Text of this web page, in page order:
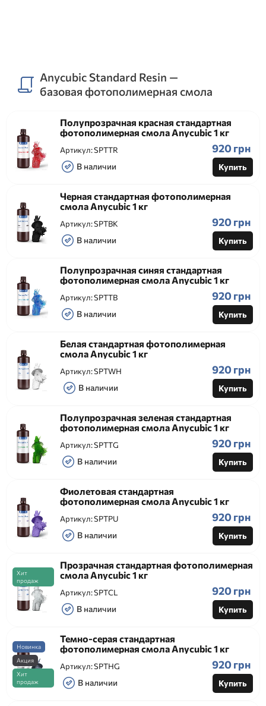
Anycubic Standard Resin —
базовая фотополимерная смола
Полупрозрачная красная стандартная
фотополимерная смола Anycubic 1 кг
Артикул:SPTTR
В наличии
920 грн
Купить
Черная стандартная фотополимерная
смола Anycubic 1 кг
Артикул:SPTBK
В наличии
920 грн
Купить
Полупрозрачная синяя стандартная
фотополимерная смола Anycubic 1 кг
Артикул:SPTTB
В наличии
920 грн
Купить
Белая стандартная фотополимерная
смола Anycubic 1 кг
Артикул:SPTWH
В наличии
920 грн
Купить
Полупрозрачная зеленая стандартная
фотополимерная смола Anycubic 1 кг
Артикул:SPTTG
В наличии
920 грн
Купить
Фиолетовая стандартная
фотополимерная смола Anycubic 1 кг
Артикул:SPTPU
В наличии
920 грн
Купить
Хит
продаж
Прозрачная стандартная фотополимерная
смола Anycubic 1 кг
Артикул:SPTCL
В наличии
920 грн
Купить
Новинка
Акция
Хит
продаж
Темно-серая стандартная
фотополимерная смола Anycubic 1 кг
Артикул:SPTHG
В наличии
920 грн
Купить